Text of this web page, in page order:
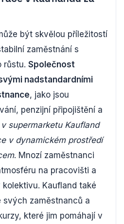
být skvělou příležitostí
zaměstnání s
růstu. Společnost
nadstandardními
, jako jsou
penzijní připojištění a
supermarketu Kaufland
v dynamickém prostředí
. Mnozí zaměstnanci
na pracovišti a
Kaufland také
svých zaměstnanců a
které jim pomáhají v